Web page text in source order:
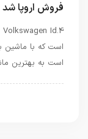
فروش اروپا شد
است که با ماشین
است به بهترین